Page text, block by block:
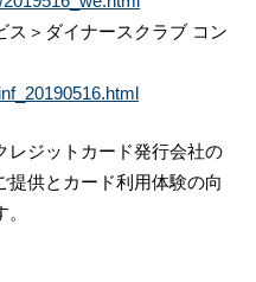
ス＞ダイナースクラブ コン
レジットカード発行会社の
提供とカード利用体験の向